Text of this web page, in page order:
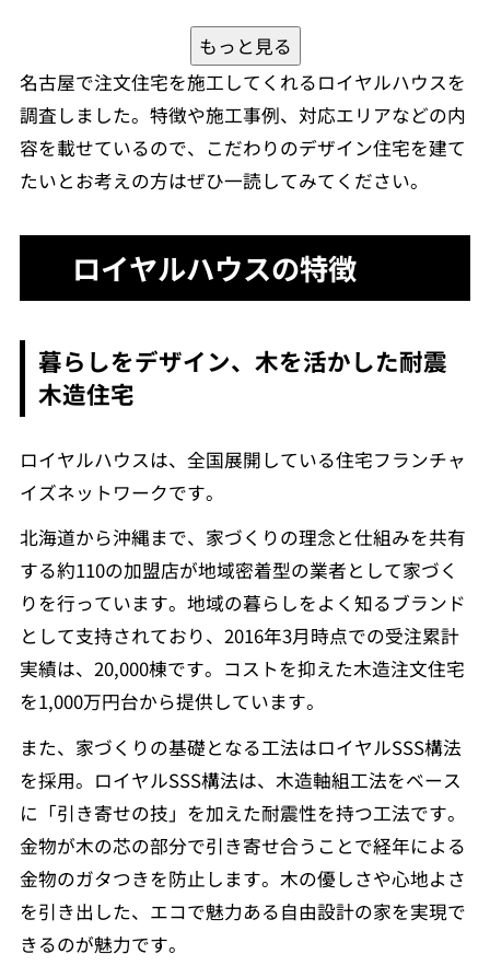
もっと見る
名古屋で注文住宅を施工してくれるロイヤルハウスを
調査しました。特徴や施工事例、対応エリアなどの内
容を載せているので、こだわりのデザイン住宅を建て
たいとお考えの方はぜひ一読してみてください。
ロイヤルハウスの特徴
暮らしをデザイン、木を活かした耐震
木造住宅
ロイヤルハウスは、全国展開している住宅フランチャ
イズネットワークです。
北海道から沖縄まで、家づくりの理念と仕組みを共有
する約110の加盟店が地域密着型の業者として家づく
りを行っています。地域の暮らしをよく知るブランド
として支持されており、2016年3月時点での受注累計
実績は、20,000棟です。コストを抑えた木造注文住宅
を1,000万円台から提供しています。
また、家づくりの基礎となる工法はロイヤルSSS構法
を採用。ロイヤルSSS構法は、木造軸組工法をベース
に「引き寄せの技」を加えた耐震性を持つ工法です。
金物が木の芯の部分で引き寄せ合うことで経年による
金物のガタつきを防止します。木の優しさや心地よさ
を引き出した、エコで魅力ある自由設計の家を実現で
きるのが魅力です。